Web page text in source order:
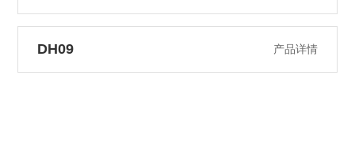
DH09 产品详情